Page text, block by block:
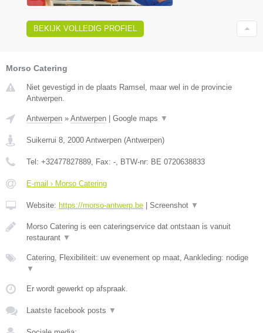
BEKIJK VOLLEDIG PROFIEL
Morso Catering
Niet gevestigd in de plaats Ramsel, maar wel in de provincie
Antwerpen.
Antwerpen » Antwerpen Google maps ▼
Suikerrui 8, 2000 Antwerpen (Antwerpen)
Tel: +32477827889, Fax: -, BTW-nr: BE 0720638833
E-mail › Morso Catering
Website: https://morso-antwerp.be Screenshot ▼
Morso Catering is een cateringservice dat ontstaan is vanuit
restaurant ▼
Catering, Flexibiliteit: uw evenement op maat, Aankleding: nodige
▼
Er wordt gewerkt op afspraak.
Laatste facebook posts ▼